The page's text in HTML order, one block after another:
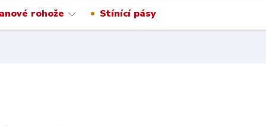
rohože Stínící pásy